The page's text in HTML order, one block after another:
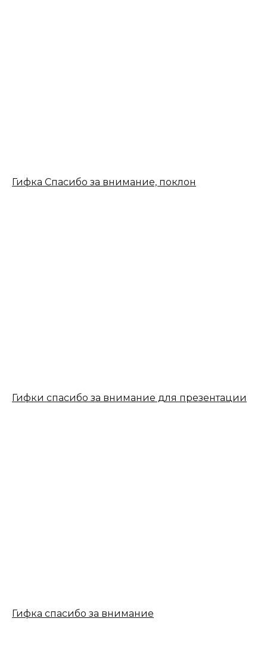
Гифка Спасибо за внимание, поклон
Гифки спасибо за внимание для презентации
Гифка спасибо за внимание